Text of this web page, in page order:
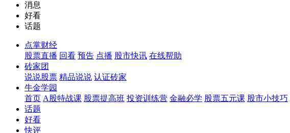
消息
好看
话题
点掌财经
股票直播 回看 预告 点播 股市快讯 在线帮助
砖家团
说说股票 精品说说 认证砖家
牛金学园
首页 A股特战课 股票提高班 投资训练营 金融必学 股票五元课 股市小技巧
话题
好看
快评